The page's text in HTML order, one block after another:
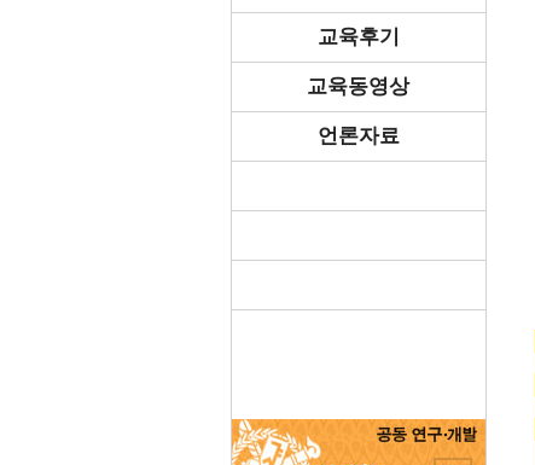
교육후기
교육동영상
언론자료